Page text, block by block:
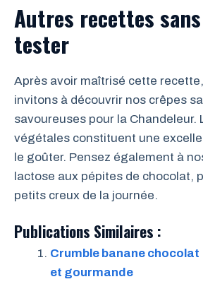
Autres recettes
tester
Après avoir maîtrisé cette
invitons à découvrir nos crêpes
savoureuses pour la Chandeleur.
végétales constituent une
le goûter. Pensez également à
lactose aux pépites de chocolat,
petits creux de la journée.
Publications Similaires :
Crumble banane
et gourmande